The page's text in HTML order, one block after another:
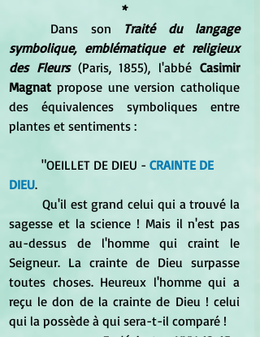
*
	Dans son
Traité du langage
symbolique, emblématique et religieux
des Fleurs (Paris, 1855), l'abbé Casimir
Magnat propose une version catholique
des équivalences symboliques entre
plantes et sentiments :
	"OEILLET DE DIEU -
CRAINTE DE
DIEU.
sagesse et la science ! Mais il n'est pas
au-dessus de l'homme qui craint le
Seigneur. La crainte de Dieu surpasse
toutes choses. Heureux l'homme qui a
reçu le don de la crainte de Dieu ! celui
qui la possède à qui sera-t-il comparé !